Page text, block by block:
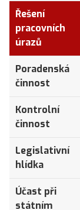
Řešení
pracovních
úrazů
Poradenská
činnost
Kontrolní
činnost
Legislativní
hlídka
Účast při
státním